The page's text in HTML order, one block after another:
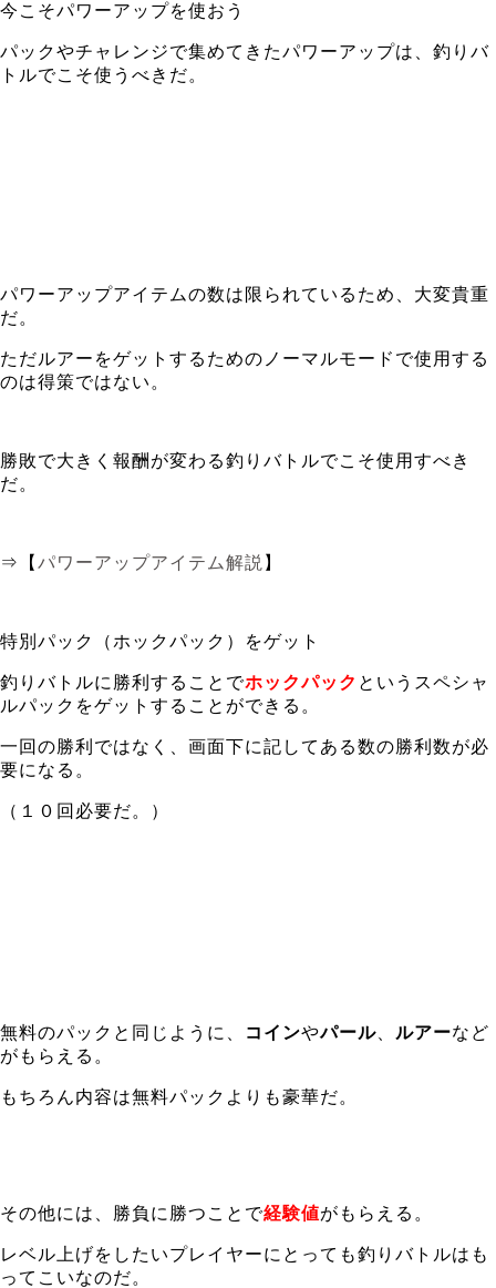
今こそパワーアップを使おう
パックやチャレンジで集めてきたパワーアップは、釣りバ
トルでこそ使うべきだ。
パワーアップアイテムの数は限られているため、大変貴重
だ。
ただルアーをゲットするためのノーマルモードで使用する
のは得策ではない。
勝敗で大きく報酬が変わる釣りバトルでこそ使用すべき
だ。
⇒【 パワーアップアイテム解説 】
特別パック（ホックパック）をゲット
釣りバトルに勝利することでホックパック というスペシャ
ルパックをゲットすることができる。
一回の勝利ではなく、画面下に記してある数の勝利数が必
要になる。
（１０回必要だ。）
無料のパックと同じように、 コインやパール ルアーなど
がもらえる。
もちろん内容は無料パックよりも豪華だ。
その他には、勝負に勝つことで経験値がもらえる。
レベル上げをしたいプレイヤーにとっても釣りバトルはも
ってこいなのだ。